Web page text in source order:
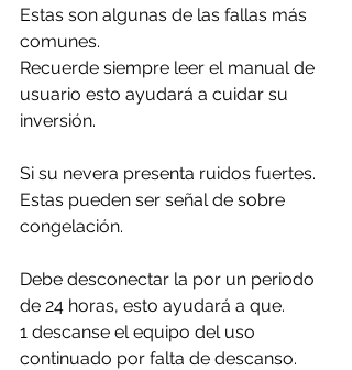
Estas son algunas de las fallas más
comunes.
Recuerde siempre leer el manual de
usuario esto ayudará a cuidar su
inversión.
Si su nevera presenta ruidos fuertes.
Estas pueden ser señal de sobre
congelación.
Debe desconectar la por un periodo
de 24 horas, esto ayudará a que.
1 descanse el equipo del uso
continuado por falta de descanso.